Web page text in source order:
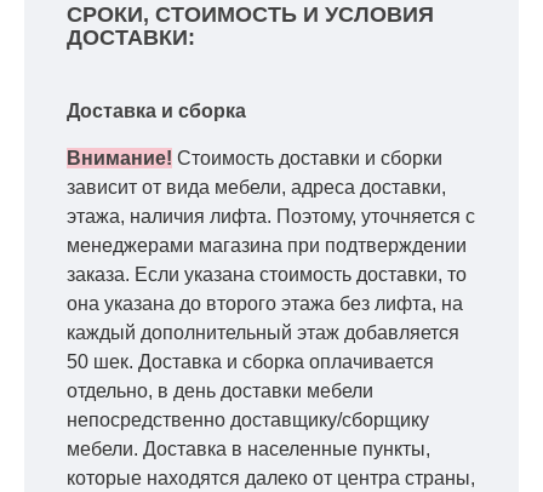
СРОКИ, СТОИМОСТЬ И УСЛОВИЯ
ДОСТАВКИ:
Доставка и сборка
Внимание! Стоимость доставки и сборки
зависит от вида мебели, адреса доставки,
этажа, наличия лифта. Поэтому, уточняется с
менеджерами магазина при подтверждении
заказа. Если указана стоимость доставки, то
она указана до второго этажа без лифта, на
каждый дополнительный этаж добавляется
50 шек. Доставка и сборка оплачивается
отдельно, в день доставки мебели
непосредственно доставщику/сборщику
мебели. Доставка в населенные пункты,
которые находятся далеко от центра страны,